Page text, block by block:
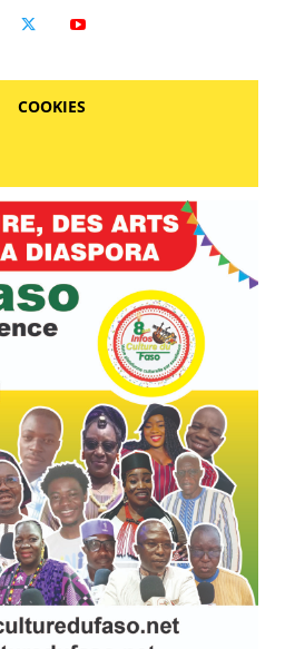
COOKIES